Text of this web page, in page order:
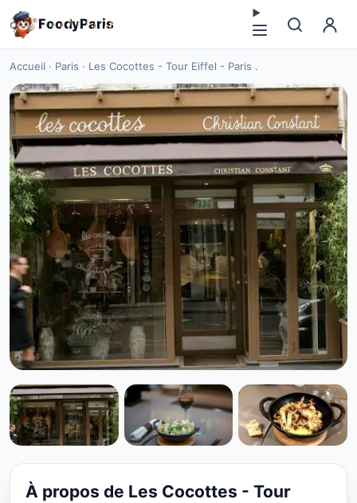
FoodyParis
Accueil · Paris · Les Cocottes - Tour Eiffel - Paris .
CUISINE EUROPÉENNE
Les Cocottes - Tour Eiffel -
Paris . à Paris
À propos de Les Cocottes - Tour